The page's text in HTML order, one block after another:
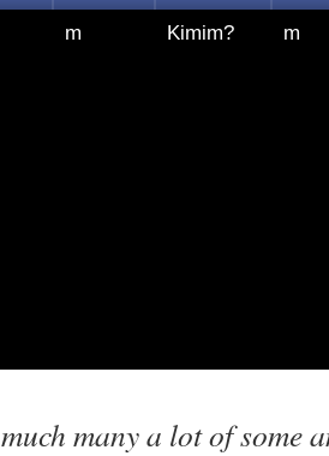
m Kimim? m
much many a lot of some